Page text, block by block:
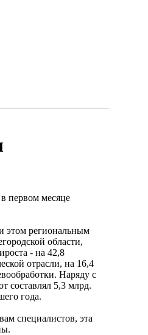
первом месяце
этом региональным
области,
- на 42,8
отрасли, на 16,4
Наряду с
составлял 5,3 млрд.
года.
специалистов, эта